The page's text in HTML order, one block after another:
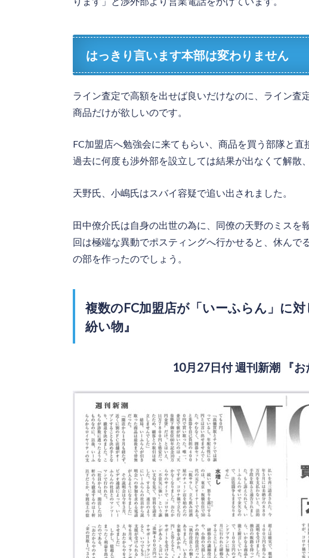
はっきり言います本部は変わりません
ライン査定で高額を出せば良いだけなのに、ライン査
商品だけが欲しいのです。
FC加盟店へ勉強会に来てもらい、商品を買う部隊と直
過去に何度も渉外部を設立しては結果が出なくて解散
天野氏、小嶋氏はスバイ容疑で追い出されました。
田中僚介氏は自身の出世の為に、同僚の天野のミスを
回は極端な異動でポスティングへ行かせると、休んで
の部を作ったのでしょう。
複数のFC加盟店が「いーふらん」に
紛い物』
10月27日付 週刊新潮 『お